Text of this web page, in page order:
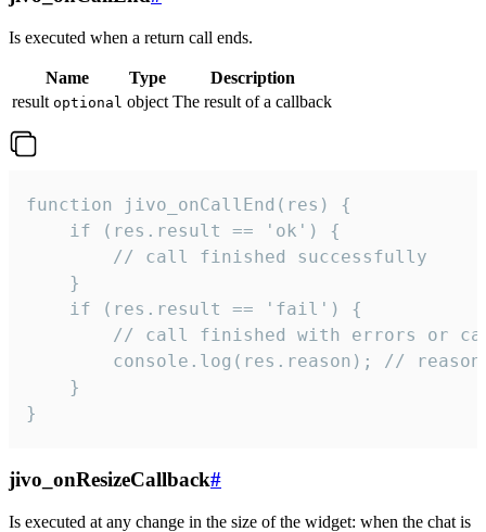
Is executed when a return call ends.
Name Type
Description
result optional object The result of a callback
function jivo_onCallEnd(res) {
    if (res.result == 'ok') {
        // call finished successfully
    }
    if (res.result == 'fail') {
// call finished with errors or
console.log(res.reason); //
    }
}
jivo_onResizeCallback#
Is executed at any change in the size of the widget: when the chat is